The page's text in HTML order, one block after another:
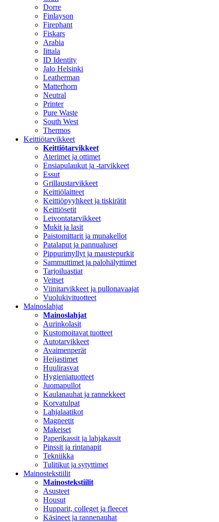
Dorre
Finlayson
Firephant
Fiskars
Arabia
Iittala
ID Identity
Jalo Helsinki
Leatherman
Matterhorn
Neutral
Printer
Pure Waste
South West
Thermos
Keittiötarvikkeet
Keittiötarvikkeet
Aterimet ja ottimet
Ensiapulaukut ja -tarvikkeet
Essut
Grillaustarvikkeet
Keittiölaitteet
Keittiöpyyhkeet ja tiskirätit
Keittiösetit
Leivontatarvikkeet
Mukit ja lasit
Paistomittarit ja munakellot
Patalaput ja pannualuset
Pippurimyllyt ja maustepurkit
Sammuttimet ja palohälyttimet
Tarjoiluastiat
Veitset
Viinitarvikkeet ja pullonavaajat
Vuolukivituotteet
Mainoslahjat
Mainoslahjat
Aurinkolasit
Kustomoitavat tuotteet
Autotarvikkeet
Avaimenperät
Heijastimet
Huulirasvat
Hygieniatuotteet
Juomapullot
Kaulanauhat ja rannekkeet
Korvatulpat
Lahjalaatikot
Magneetit
Makeiset
Paperikassit ja lahjakassit
Pinssit ja rintanapit
Tekniikka
Tulitikut ja sytyttimet
Mainostekstiilit
Mainostekstiilit
Asusteet
Housut
Hupparit, colleget ja fleecet
Käsineet ja rannenauhat